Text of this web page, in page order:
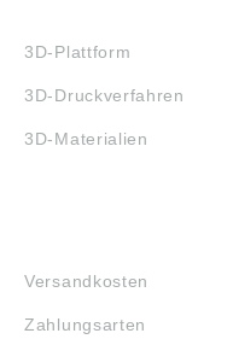
3D-Plattform
3D-Druckverfahren
3D-Materialien
Versandkosten
Zahlungsarten